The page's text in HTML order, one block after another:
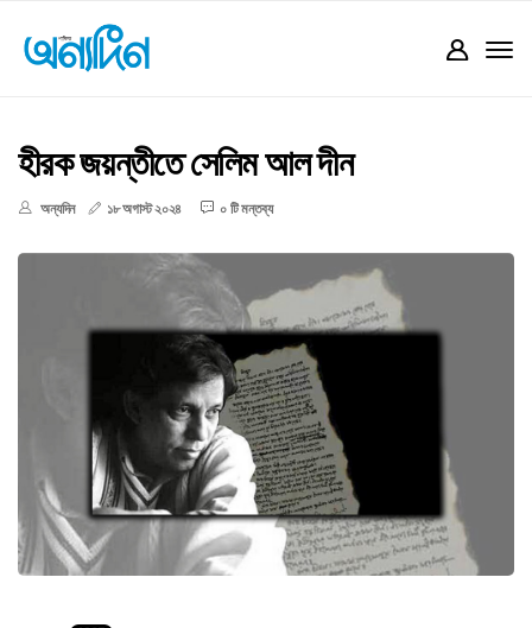
হীরক জয়ন্তীতে সেলিম আল দীন
অন্যদিন ১৮ অগাস্ট ২০২৪ ০ টি মন্তব্য